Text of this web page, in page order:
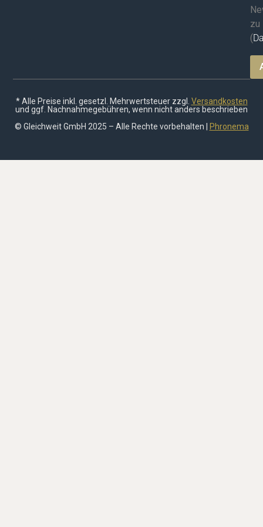
zu
(
* Alle Preise inkl. gesetzl. Mehrwertsteuer zzgl. Versandkosten
und ggf. Nachnahmegebühren, wenn nicht anders beschrieben
© Gleichweit GmbH 2025 – Alle Rechte vorbehalten | Phronema